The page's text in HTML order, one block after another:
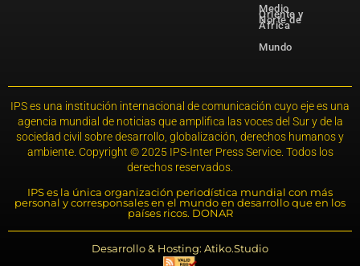
Medio
Oriente y
Norte de
África
Mundo
IPS es una institución internacional de comunicación cuyo eje es una
agencia mundial de noticias que amplifica las voces del Sur y de la
sociedad civil sobre desarrollo, globalización, derechos humanos y
ambiente. Copyright © 2025 IPS-Inter Press Service. Todos los
derechos reservados.
IPS es la única organización periodística mundial con más
personal y corresponsales en el mundo en desarrollo que en los
países ricos. DONAR
Desarrollo & Hosting: Atiko.Studio